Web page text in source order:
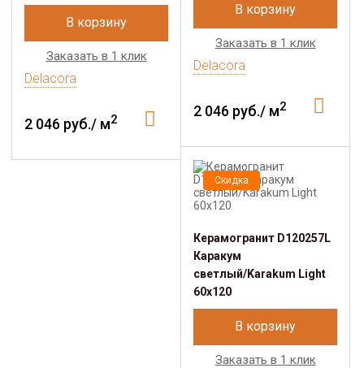
В корзину
Заказать в 1 клик
Delacora
2 046 руб./ м2
В корзину
Заказать в 1 клик
Delacora
2 046 руб./ м2
Скидка
Керамогранит D120257L
Каракум
светлый/Karakum Light
60х120
В корзину
Заказать в 1 клик